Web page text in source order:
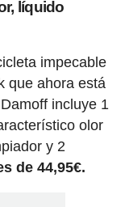
líquido
impecable
que ahora está
incluye 1
olor
y 2
de 44,95€.